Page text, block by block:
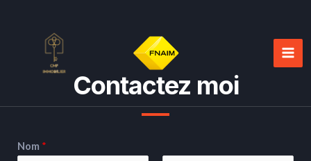
Contactez moi
Nom *